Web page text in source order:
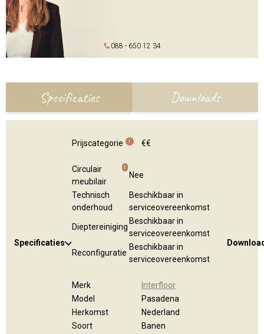
088 - 650 12 34
Specificaties Downloads
Specificaties
Prijscategorie i €€
Circulair
meubilair
i
Nee
Technisch
onderhoud
Beschikbaar in
serviceovereenkomst
Dieptereiniging
Beschikbaar in
serviceovereenkomst
Reconfiguratie
Beschikbaar in
serviceovereenkomst
Merk
Interfloor
Model
Pasadena
Herkomst
Nederland
Soort
Banen